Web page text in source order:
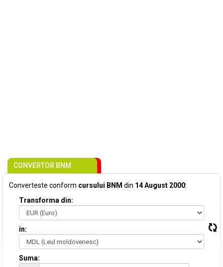
CONVERTOR BNM
Converteste conform cursului BNM din 14 August 2000:
Transforma din:
in:
Suma: